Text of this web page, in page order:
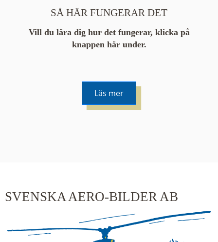
SÅ HÄR FUNGERAR DET
Vill du lära dig hur det fungerar, klicka på
knappen här under.
Läs mer
SVENSKA AERO-BILDER AB